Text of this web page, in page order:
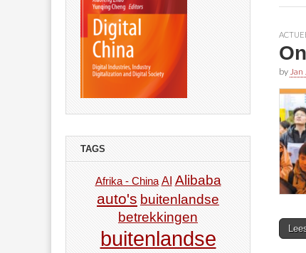
by Jan
TAGS
Afrika - China AI Alibaba
auto's buitenlandse
betrekkingen
buitenlandse